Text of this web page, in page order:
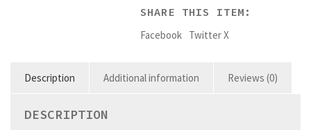
SHARE THIS ITEM:
Facebook Twitter X
Description Additional information Reviews (0)
DESCRIPTION